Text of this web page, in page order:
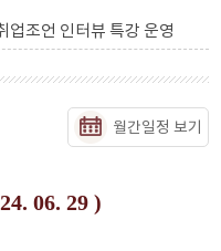
업조언 인터뷰 특강 운영
월간일정 보기
06. 29 )